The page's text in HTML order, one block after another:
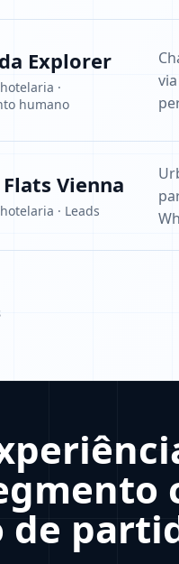
Explorer
·
humano
Vienna
· Leads
de